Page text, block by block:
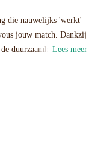
die nauwelijks 'werkt'
jouw match. Dankzij
duurzaamheid van
hieronder ons
tot robuust Board —
verdient.
Lees meer